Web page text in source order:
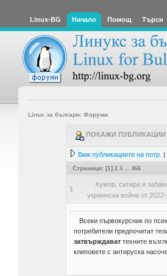
Linux-BG Начало Помощ Търси
Linux за българи: Форуми
ПОКАЖИ ПУБЛИКАЦИИ -
Виж публикациите на потр. |
Страници: [1] 2 3 466
1
Хумор, сатира и
украинска война от 2022-
Всеки първокурсник по
потребители предпочитат
затвърждаваттехните
клиповете с антируска